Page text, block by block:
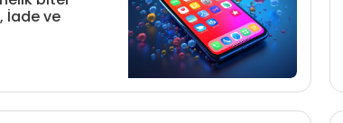
İade ve